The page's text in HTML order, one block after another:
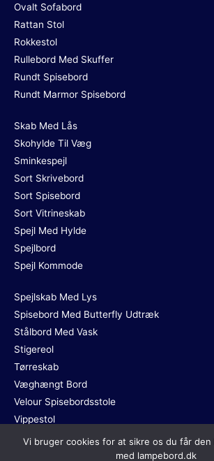
Ovalt Sofabord
Rattan Stol
Rokkestol
Rullebord Med Skuffer
Rundt Spisebord
Rundt Marmor Spisebord
Skab Med Lås
Skohylde Til Væg
Sminkespejl
Sort Skrivebord
Sort Spisebord
Sort Vitrineskab
Spejl Med Hylde
Spejlbord
Spejl Kommode
Spejlskab Med Lys
Spisebord Med Butterfly Udtræk
Stålbord Med Vask
Stigereol
Tørreskab
Væghængt Bord
Velour Spisebordsstole
Vippestol
Vi bruger cookies for at sikre os du får
med lampebord.dk